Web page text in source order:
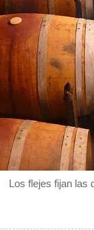
Los flejes fijan las